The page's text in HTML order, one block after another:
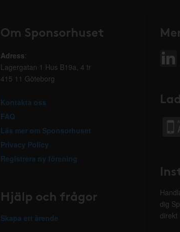
Om Sponsorhuset
Adress:
Lagergatan 1 Hus B19a, 4 tr
415 11 Göteborg
Kontakta oss
FAQ
Läs mer om Sponsorhuset
Privacy Policy
Registrera ny förening
Hjälp och frågor
Skapa ett ärende
dig
direkt